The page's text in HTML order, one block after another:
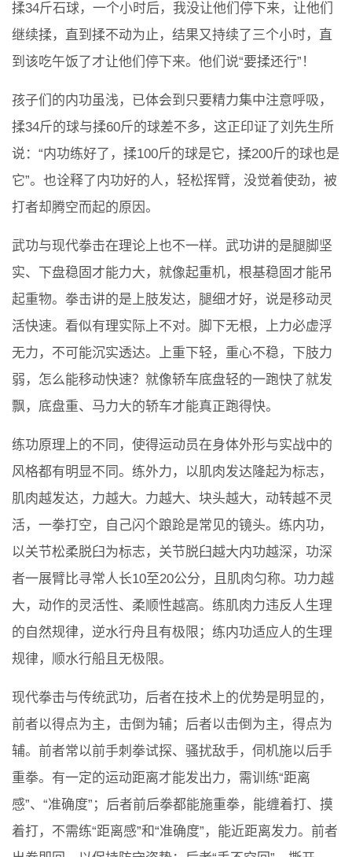
揉34斤石球，一个小时后，我没让他们停下来，让他们
继续揉，直到揉不动为止，结果又持续了三个小时，直
到该吃午饭了才让他们停下来。他们说“要揉还行”！
孩子们的内功虽浅，已体会到只要精力集中注意呼吸，
揉34斤的球与揉60斤的球差不多，这正印证了刘先生所
说：“内功练好了，揉100斤的球是它，揉200斤的球也是
它”。也诠释了内功好的人，轻松挥臂，没觉着使劲，被
打者却腾空而起的原因。
武功与现代拳击在理论上也不一样。武功讲的是腿脚坚
实、下盘稳固才能力大，就像起重机，根基稳固才能吊
起重物。拳击讲的是上肢发达，腿细才好，说是移动灵
活快速。看似有理实际上不对。脚下无根，上力必虚浮
无力，不可能沉实透达。上重下轻，重心不稳，下肢力
弱，怎么能移动快速？就像轿车底盘轻的一跑快了就发
飘，底盘重、马力大的轿车才能真正跑得快。
练功原理上的不同，使得运动员在身体外形与实战中的
风格都有明显不同。练外力，以肌肉发达隆起为标志，
肌肉越发达，力越大。力越大、块头越大，动转越不灵
活，一拳打空，自己闪个踉跄是常见的镜头。练内功，
以关节松柔脱臼为标志，关节脱臼越大内功越深，功深
者一展臂比寻常人长10至20公分，且肌肉匀称。功力越
大，动作的灵活性、柔顺性越高。练肌肉力违反人生理
的自然规律，逆水行舟且有极限；练内功适应人的生理
规律，顺水行船且无极限。
现代拳击与传统武功，后者在技术上的优势是明显的，
前者以得点为主，击倒为辅；后者以击倒为主，得点为
辅。前者常以前手刺拳试探、骚扰敌手，伺机施以后手
重拳。有一定的运动距离才能发出力，需训练“距离
感”、“准确度”；后者前后拳都能施重拳，能缠着打、摸
着打，不需练“距离感”和“准确度”，能近距离发力。前者